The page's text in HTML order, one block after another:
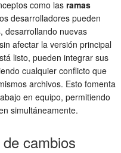
como las ramas
desarrolladores pueden
desarrollando nuevas
afectar la versión principal
listo, pueden integrar sus
cualquier conflicto que
archivos. Esto fomenta
en equipo, permitiendo
simultáneamente.
cambios